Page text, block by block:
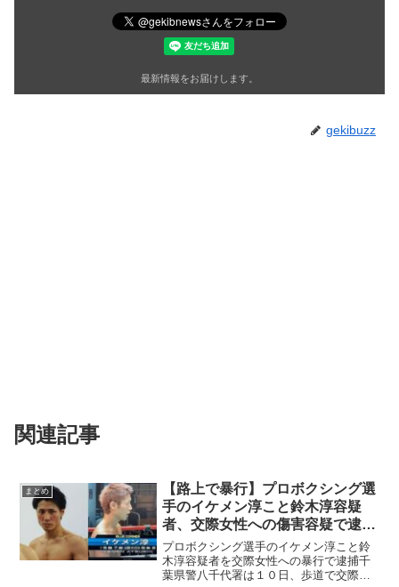
最新情報をお届けします。
gekibuzz
関連記事
まとめ
【路上で暴行】プロボクシング選
手のイケメン淳こと鈴木淳容疑
者、交際女性への傷害容疑で逮
捕！顔画像やwiki風プロフィール
も紹介【渋谷の男女平等パンチの
犯人!?】
プロボクシング選手のイケメン淳こと鈴
木淳容疑者を交際女性への暴行で逮捕千
葉県警八千代署は１０日、歩道で交際相